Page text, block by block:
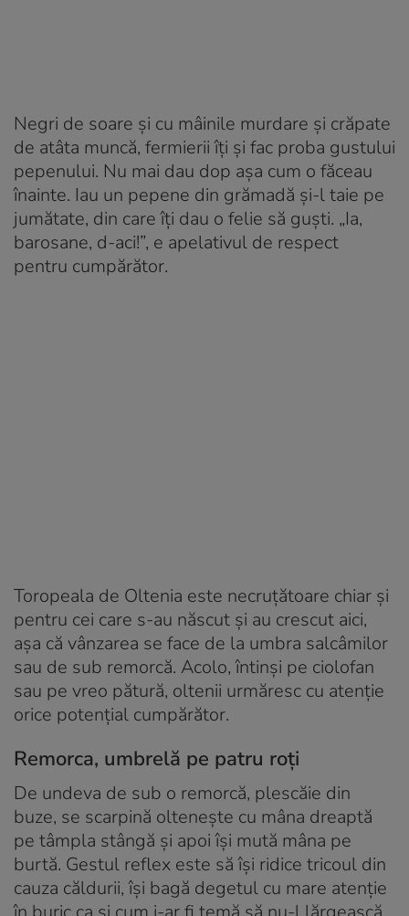
Negri de soare și cu mâinile murdare și crăpate
de atâta muncă, fermierii îți și fac proba gustului
pepenului. Nu mai dau dop așa cum o făceau
înainte. Iau un pepene din grămadă și-l taie pe
jumătate, din care îți dau o felie să guști. „Ia,
barosane, d-aci!”, e apelativul de respect
pentru cumpărător.
Toropeala de Oltenia este necruțătoare chiar și
pentru cei care s-au născut și au crescut aici,
așa că vânzarea se face de la umbra salcâmilor
sau de sub remorcă. Acolo, întinși pe ciolofan
sau pe vreo pătură, oltenii urmăresc cu atenție
orice potențial cumpărător.
Remorca, umbrelă pe patru roți
De undeva de sub o remorcă, plescăie din
buze, se scarpină oltenește cu mâna dreaptă
pe tâmpla stângă și apoi își mută mâna pe
burtă. Gestul reflex este să își ridice tricoul din
cauza căldurii, își bagă degetul cu mare atenție